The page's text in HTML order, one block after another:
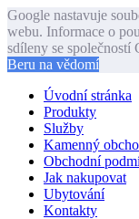
Google nastavuje
webu. Informace o
sdíleny se společností
Beru na vědomí
Úvodní stránka
Produkty
Služby
Kamenný
Obchodní
Jak nakupovat
Ubytování
Kontakty